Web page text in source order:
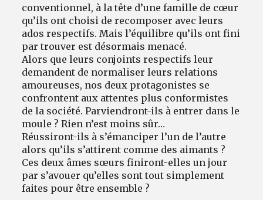
conventionnel, à la tête d’une famille de cœur
qu’ils ont choisi de recomposer avec leurs
ados respectifs. Mais l’équilibre qu’ils ont fini
par trouver est désormais menacé.
Alors que leurs conjoints respectifs leur
demandent de normaliser leurs relations
amoureuses, nos deux protagonistes se
confrontent aux attentes plus conformistes
de la société. Parviendront-ils à entrer dans le
moule ? Rien n’est moins sûr…
Réussiront-ils à s’émanciper l’un de l’autre
alors qu’ils s’attirent comme des aimants ?
Ces deux âmes sœurs finiront-elles un jour
par s’avouer qu’elles sont tout simplement
faites pour être ensemble ?